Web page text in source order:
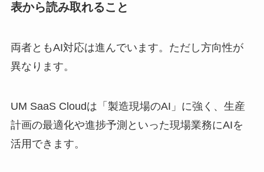
表から読み取れること
両者ともAI対応は進んでいます。ただし方向性が
異なります。
UM SaaS Cloudは「製造現場のAI」に強く、生産
計画の最適化や進捗予測といった現場業務にAIを
活用できます。